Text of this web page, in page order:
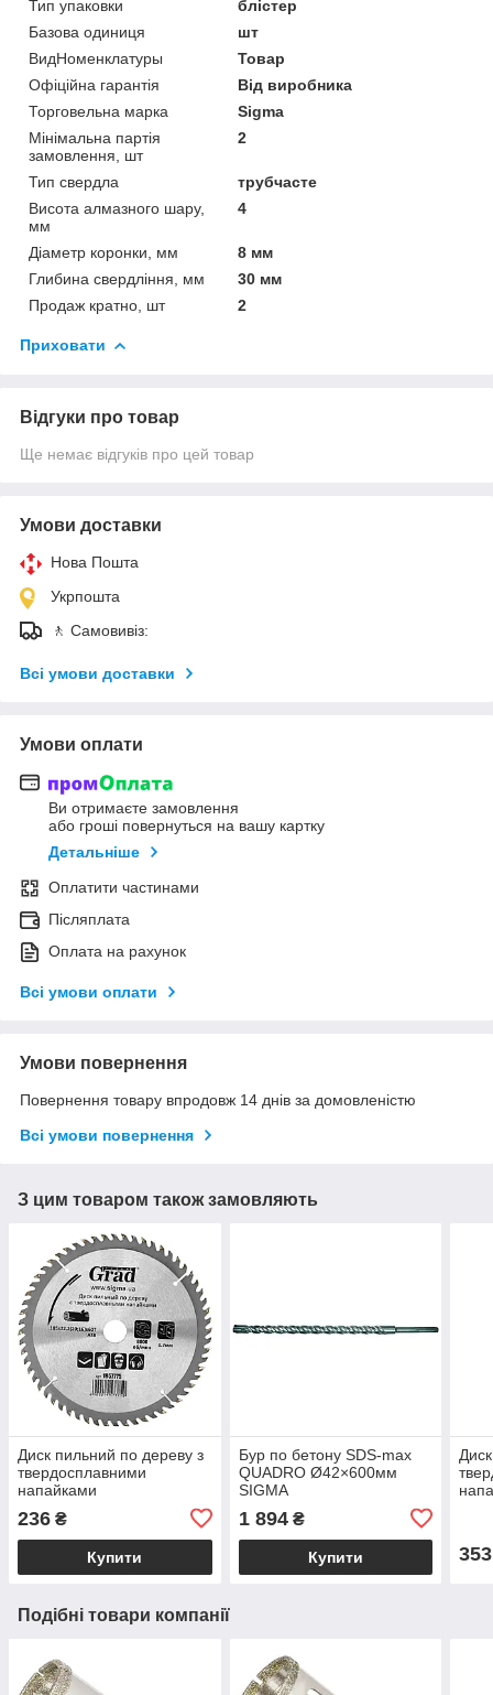
Тип упаковки
блістер
Базова одиниця
шт
ВидНоменклатуры
Товар
Офіційна гарантія
Від виробника
Торговельна марка
Sigma
Мінімальна партія
замовлення, шт
2
Тип свердла
трубчасте
Висота алмазного шару,
мм
4
Діаметр коронки, мм
8 мм
Глибина свердління, мм
30 мм
Продаж кратно, шт
2
Приховати
Відгуки про товар
Ще немає відгуків про цей товар
Умови доставки
Нова Пошта
Укрпошта
🚶 Самовивіз:
Всі умови доставки
Умови оплати
Ви отримаєте замовлення
або гроші повернуться на вашу картку
Детальніше
Оплатити частинами
Післяплата
Оплата на рахунок
Всі умови оплати
Умови повернення
Повернення товару впродовж 14 днів за домовленістю
Всі умови повернення
З цим товаром також замовляють
Диск пильний по дереву з
твердосплавними
напайками
8000об/хв GRAD
(1957775)
236 ₴
Купити
Бур по бетону SDS-max
QUADRO Ø42×600мм
SIGMA
1 894₴
Купити 353
Подібні товари компанії